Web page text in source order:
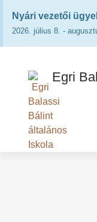
Nyári vezetői
2026. július 8. -
Egri